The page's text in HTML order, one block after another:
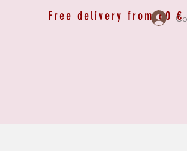
Free delivery from 60 €